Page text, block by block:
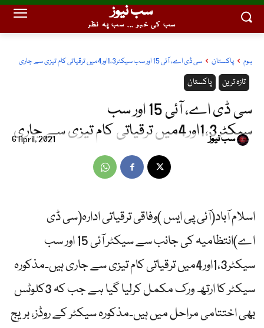
سب نیوز
سب کی خبر ... سب پہ نظر
ہوم پاکستان سی ڈی اے، آئی 15 اور سب سیکٹر1،3اور4میں ترقیاتی کام تیزی سے جاری
پاکستان تازہ ترین
سی ڈی اے، آئی 15 اور سب
سیکٹر1،3اور4میں ترقیاتی کام تیزی سے جاری
6 April, 2021 سب نیوز
اسلام آباد(آئی پی ایس )وفاقی ترقیاتی ادارہ(سی ڈی
اے)انتظامیہ کی جانب سے سیکٹر آئی 15 اور سب
سیکٹر1،3اور4میں ترقیاتی کام تیزی سے جاری ہیں۔مذکورہ
سیکٹر کا ارتھ ورک مکمل کرلیا گیا ہے جب کہ 3کلوٹس
بھی اختتامی مراحل میں ہیں۔مذکورہ سیکٹر کے روڈز، بریج